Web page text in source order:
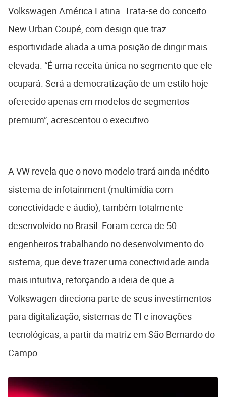
Volkswagen América Latina. Trata-se do conceito
New Urban Coupé, com design que traz
esportividade aliada a uma posição de dirigir mais
elevada. “É uma receita única no segmento que ele
ocupará. Será a democratização de um estilo hoje
oferecido apenas em modelos de segmentos
premium”, acrescentou o executivo.
A VW revela que o novo modelo trará ainda inédito
sistema de infotainment (multimídia com
conectividade e áudio), também totalmente
desenvolvido no Brasil. Foram cerca de 50
engenheiros trabalhando no desenvolvimento do
sistema, que deve trazer uma conectividade ainda
mais intuitiva, reforçando a ideia de que a
Volkswagen direciona parte de seus investimentos
para digitalização, sistemas de TI e inovações
tecnológicas, a partir da matriz em São Bernardo do
Campo.